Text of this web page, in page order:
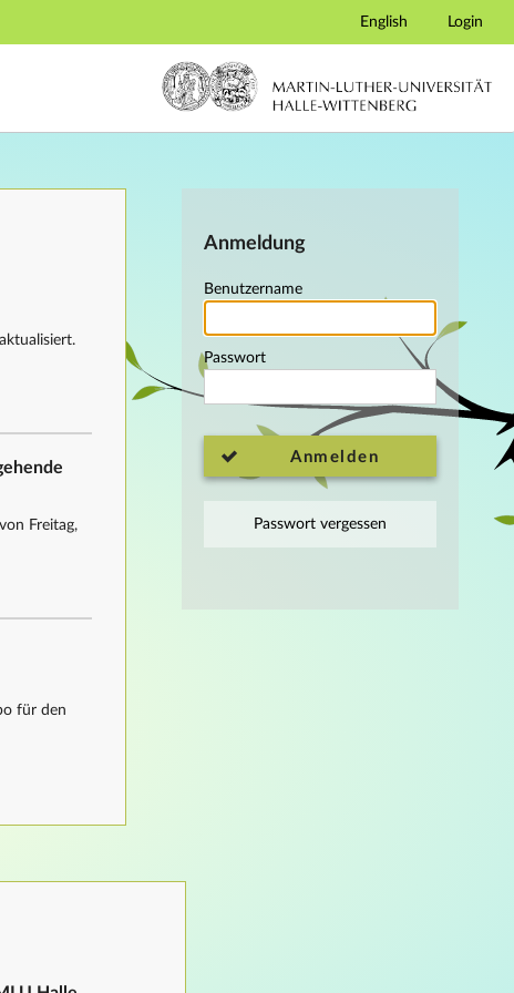
English Login
Anmeldung
Benutzername
Passwort
Anmelden
Passwort vergessen
Freitag,
für den